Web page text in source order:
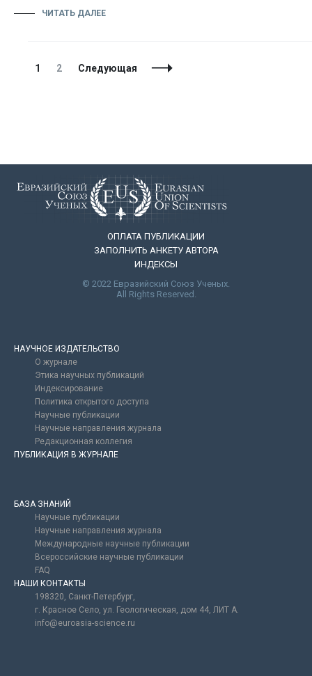
ЧИТАТЬ ДАЛЕЕ
Навигация
Страница
1 Страница
2 Следующая
ОПЛАТА ПУБЛИКАЦИИ
ЗАПОЛНИТЬ АНКЕТУ АВТОРА
ИНДЕКСЫ
© 2022 Евразийский Союз Ученых.
All Rights Reserved.
НАУЧНОЕ ИЗДАТЕЛЬСТВО
О журнале
Этика научных публикаций
Индексирование
Политика открытого доступа
Научные публикации
Научные направления журнала
Редакционная коллегия
ПУБЛИКАЦИЯ В ЖУРНАЛЕ
БАЗА ЗНАНИЙ
Научные публикации
Научные направления журнала
Международные научные публикации
Всероссийские научные публикации
FAQ
НАШИ КОНТАКТЫ
198320, Санкт-Петербург,
г. Красное Село, ул. Геологическая, дом 44, ЛИТ А.
info@euroasia-science.ru